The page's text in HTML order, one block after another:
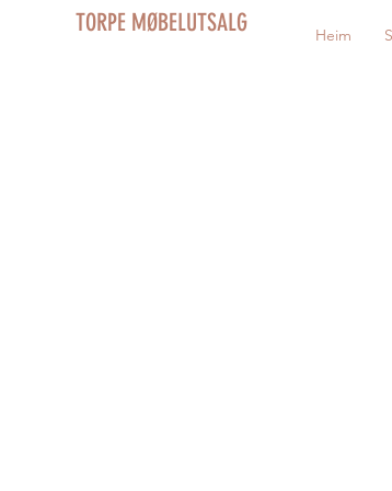
TORPE MØBELUTSALG Heim